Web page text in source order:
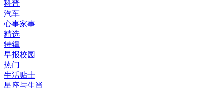
科普
汽车
心事家事
精选
特辑
早报校园
热门
生活贴士
星座与生肖